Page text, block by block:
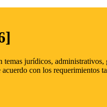
jurídicos,
con los requerimientos